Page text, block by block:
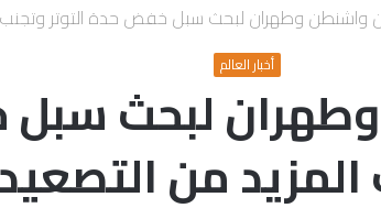
واشنطن وطهران لبحث سبل خفض حدة التوتر وتجنب
أخبار العالم
لبحث
من التصعيد